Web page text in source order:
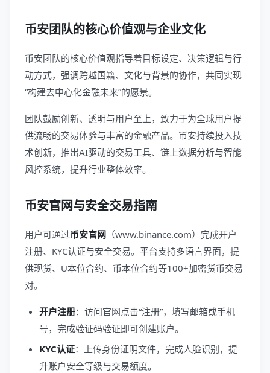
币安团队的核心价值观与企业文化
币安团队的核心价值观指导着目标设定、决策逻辑与行
动方式，强调跨越国籍、文化与背景的协作，共同实现
“构建去中心化金融未来”的愿景。
团队鼓励创新、透明与用户至上，致力于为全球用户提
供流畅的交易体验与丰富的金融产品。币安持续投入技
术创新，推出AI驱动的交易工具、链上数据分析与智能
风控系统，提升行业整体效率。
币安官网与安全交易指南
用户可通过币安官网 （www.binance.com）完成开户
注册、KYC认证与安全交易。平台支持多语言界面，提
供现货、U本位合约、币本位合约等100+加密货币交易
对。
开户注册：访问官网点击“注册”，填写邮箱或手机
号，完成验证码验证即可创建账户。
KYC认证：上传身份证明文件，完成人脸识别，提
升账户安全等级与交易额度。